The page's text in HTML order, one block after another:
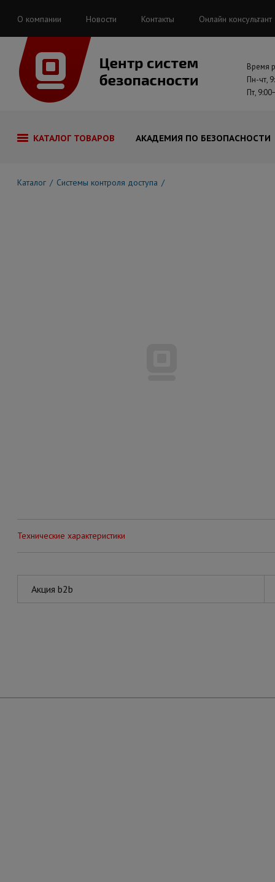
О компании Новости Контакты Онлайн консультант
Время
Пн-чт,
Пт,
КАТАЛОГ ТОВАРОВ АКАДЕМИЯ ПО БЕЗОПАСНОСТИ
Каталог Системы контроля доступа
Технические характеристики
Акция b2b